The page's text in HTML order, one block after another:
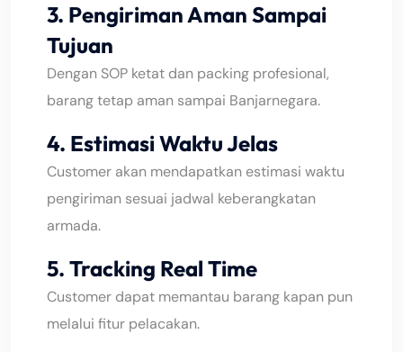
3. Pengiriman Aman Sampai
Tujuan
Dengan SOP ketat dan packing profesional,
barang tetap aman sampai Banjarnegara.
4. Estimasi Waktu Jelas
Customer akan mendapatkan estimasi waktu
pengiriman sesuai jadwal keberangkatan
armada.
5. Tracking Real Time
Customer dapat memantau barang kapan pun
melalui fitur pelacakan.